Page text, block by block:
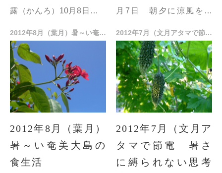
露（かんろ）10月8日 晩
たい露が宿るという意味。
霜降（そうこう）10月23
日 霜が...
月7日 朝夕に涼風を感
じめる頃。
秋分（しゅうぶん）9月22
日 この日を境に夜の時...
2012年8月（葉月）暑～い奄美大島の食生活
2012年8月（葉月）
暑～い奄美大島の
食生活
2012年7月（文月アタマで節電 暑さに縛られない思考法
2012年7月（文月ア
タマで節電 暑さ
に縛られない思考